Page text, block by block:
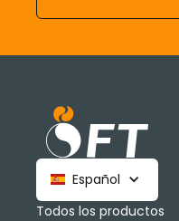
Español
Todos los productos